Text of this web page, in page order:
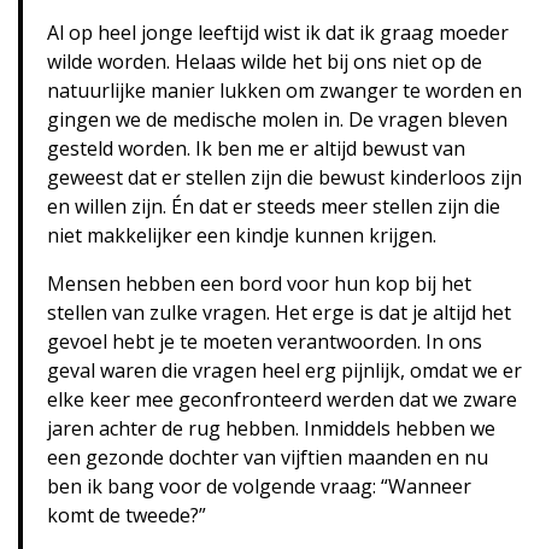
Al op heel jonge leeftijd wist ik dat ik graag moeder
wilde worden. Helaas wilde het bij ons niet op de
natuurlijke manier lukken om zwanger te worden en
gingen we de medische molen in. De vragen bleven
gesteld worden. Ik ben me er altijd bewust van
geweest dat er stellen zijn die bewust kinderloos zijn
en willen zijn. Én dat er steeds meer stellen zijn die
niet makkelijker een kindje kunnen krijgen.
Mensen hebben een bord voor hun kop bij het
stellen van zulke vragen. Het erge is dat je altijd het
gevoel hebt je te moeten verantwoorden. In ons
geval waren die vragen heel erg pijnlijk, omdat we er
elke keer mee geconfronteerd werden dat we zware
jaren achter de rug hebben. Inmiddels hebben we
een gezonde dochter van vijftien maanden en nu
ben ik bang voor de volgende vraag: “Wanneer
komt de tweede?”